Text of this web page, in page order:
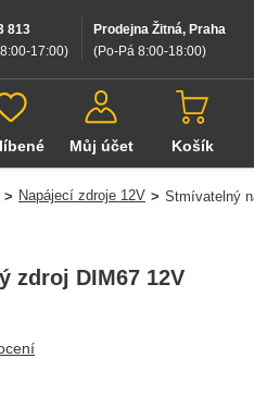
Prodejna Žitná, Praha
(Po-Pá 8:00-18:00)
813
17:00)
Můj účet Košík
> Napájecí zdroje 12V > Stmívatelný
zdroj DIM67 12V